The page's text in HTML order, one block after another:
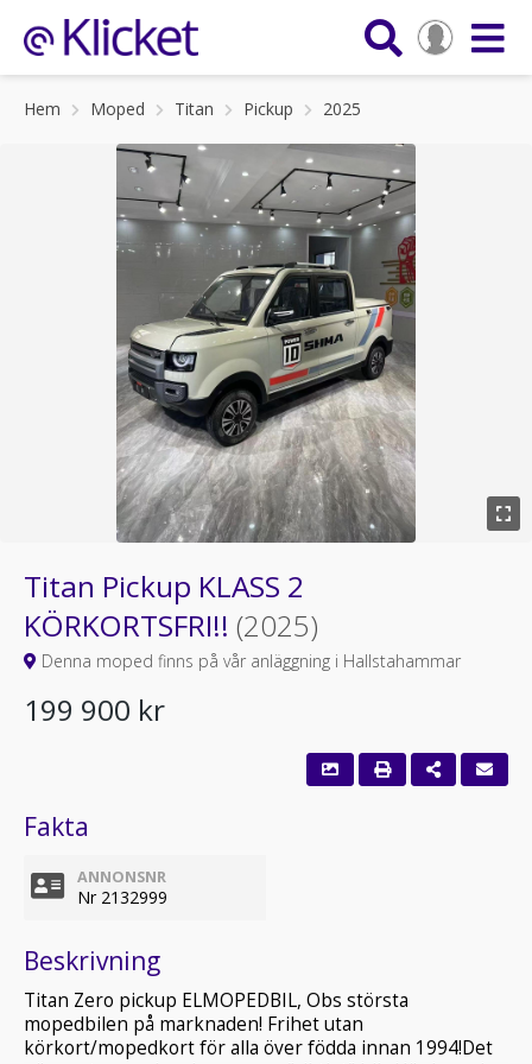
Hem Moped Titan Pickup 2025
Titan Pickup KLASS 2
KÖRKORTSFRI!! (2025)
Denna moped finns på vår anläggning i Hallstahammar
199 900 kr
Fakta
ANNONSNR
Nr 2132999
Beskrivning
Titan Zero pickup ELMOPEDBIL, Obs största
mopedbilen på marknaden! Frihet utan
körkort/mopedkort för alla över födda innan 1994!Det